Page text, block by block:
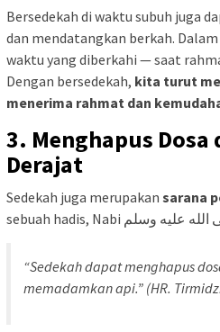
Bersedekah di waktu subuh juga
dan mendatangkan berkah.
waktu yang diberkahi — saat
Dengan bersedekah, kita turut
menerima rahmat dan
3. Menghapus
Derajat
Sedekah juga merupakan sarana
“Sedekah dapat menghapus
memadamkan api.” (HR.